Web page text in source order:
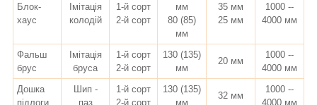
Блок-
хаус
Імітація
колодій
1-й сорт
2-й сорт
мм
80 (85)
мм
35 мм
25 мм
1000 --
4000 мм
Фальш
брус
Імітація
бруса
1-й сорт
2-й сорт
130 (135)
мм
20 мм
1000 --
4000 мм
Дошка
підлоги
Шип -
паз
1-й сорт
2-й сорт
130 (135)
мм
32 мм
1000 --
4000 мм